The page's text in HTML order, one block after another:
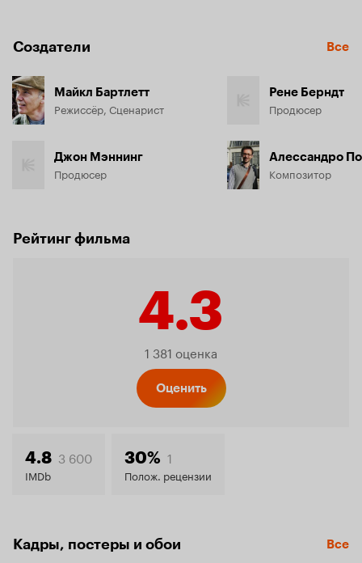
Создатели Все
Майкл Бартлетт
Режиссёр, Сценарист
Джон Мэннинг
Продюсер
Рене Берндт
Продюсер
Алессандро
Композитор
Рейтинг фильма
4.3
Рейтинг
4.3
1 381 оценка
Оценить
4.8 3 600
IMDb
30% 1
Полож. рецензии
Кадры, постеры и обои Все